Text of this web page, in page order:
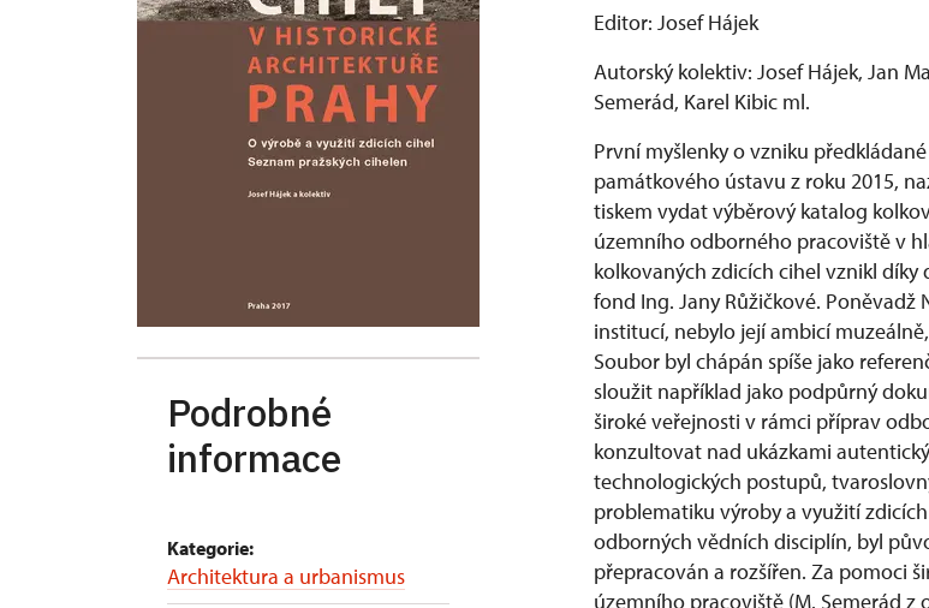
Podrobné
informace
Kategorie:
Architektura a urbanismus
Editor: Josef Hájek
Autorský kolektiv: Josef Hájek, Jan
Semerád, Karel Kibic ml.
První myšlenky o vzniku
památkového ústavu z roku 2015,
tiskem vydat výběrový katalog
územního odborného pracoviště v
kolkovaných zdicích cihel vznikl
fond Ing. Jany Růžičkové.
institucí, nebylo její ambicí
Soubor byl chápán spíše jako
sloužit například jako podpůrný
široké veřejnosti v rámci příprav
konzultovat nad ukázkami
technologických postupů,
problematiku výroby a využití
odborných vědních disciplín, byl
přepracován a rozšířen. Za pomoci
územního pracoviště (M. Semerád z